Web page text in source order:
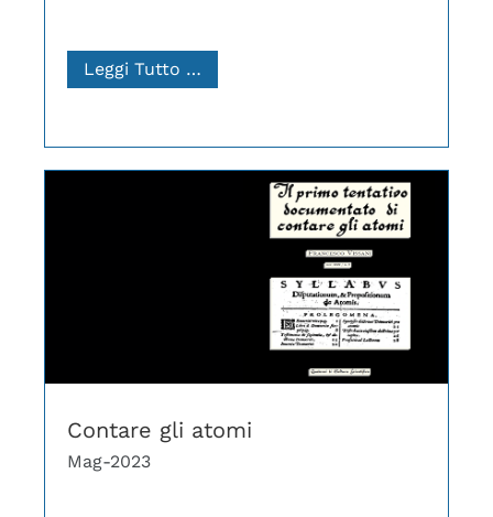
Leggi Tutto …
Contare gli atomi
Mag-2023